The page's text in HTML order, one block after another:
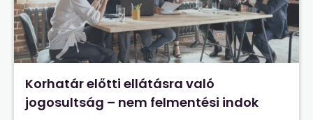
Korhatár előtti ellátásra való
jogosultság – nem felmentési indok